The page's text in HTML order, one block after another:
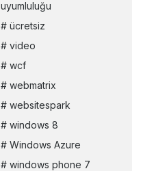
uyumluluğu
ücretsiz
video
wcf
webmatrix
websitespark
windows 8
Windows Azure
windows phone 7